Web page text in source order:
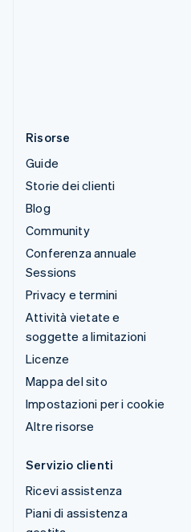
Risorse
Guide
Storie dei clienti
Blog
Community
Conferenza annuale
Sessions
Privacy e termini
Attività vietate e
soggette a limitazioni
Licenze
Mappa del sito
Impostazioni per i cookie
Altre risorse
Servizio clienti
Ricevi assistenza
Piani di assistenza